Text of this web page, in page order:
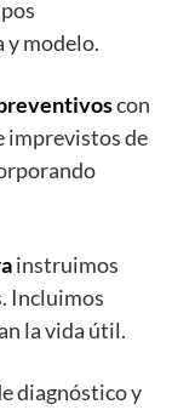
y modelo.
con
imprevistos de
instruimos
Incluimos
la vida útil.
diagnóstico y